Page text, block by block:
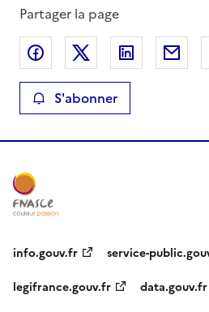
Partager la page
Partager sur Facebook
Partager sur X
Partager
S'abonner
info.gouv.fr
service-
legifrance.gouv.fr
data.gouv.fr